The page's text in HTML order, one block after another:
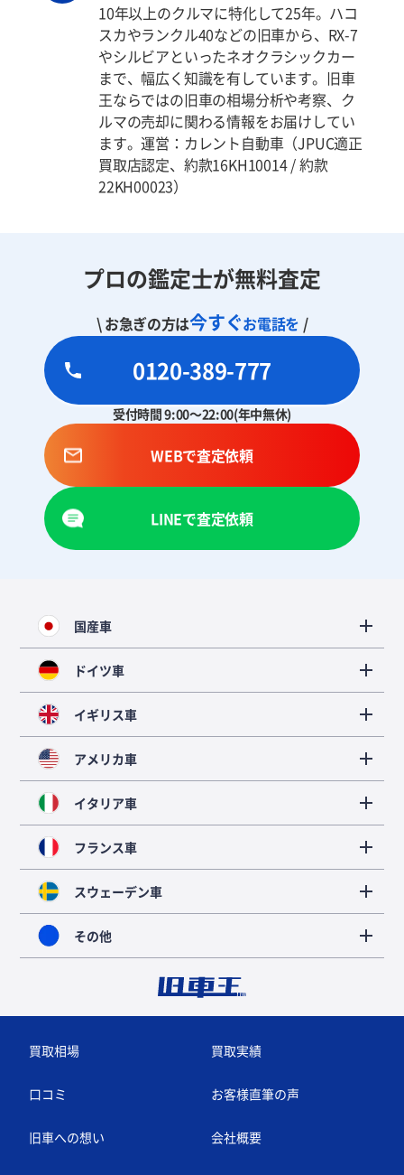
10年以上のクルマに特化して25年。ハコ
スカやランクル40などの旧車から、RX-7
やシルビアといったネオクラシックカー
まで、幅広く知識を有しています。旧車
王ならではの旧車の相場分析や考察、ク
ルマの売却に関わる情報をお届けしてい
ます。運営：カレント自動車（JPUC適正
買取店認定、約款16KH10014 / 約款
22KH00023）
プロの鑑定士が無料査定
\ お急ぎの方は今すぐお電話を /
0120-389-777
受付時間 9:00～22:00(年中無休)
WEBで査定依頼
LINEで査定依頼
国産車
ドイツ車
イギリス車
アメリカ車
イタリア車
フランス車
スウェーデン車
その他
買取相場 買取実績
口コミ お客様直筆の声
旧車への想い 会社概要